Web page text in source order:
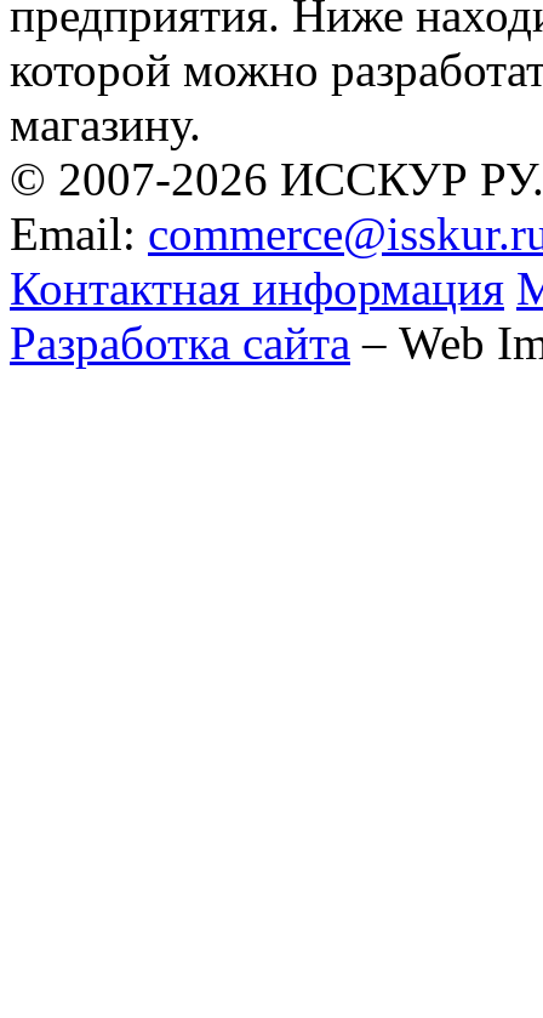
предприятия. Ниже
которой можно
магазину.
© 2007-2026 ИССКУР РУ.
Email:
Контактная информация
Разработка сайта – Web